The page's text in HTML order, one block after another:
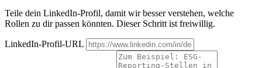
Teile dein LinkedIn-Profil, damit wir besser verstehen, welche
Rollen zu dir passen könnten. Dieser Schritt ist freiwillig.
LinkedIn-Profil-URL